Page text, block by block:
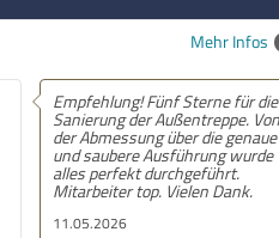
Mehr Infos
11.05.2026
Empfehlung! Fünf Sterne für die
Sanierung der Außentreppe. Von
der Abmessung über die genaue
und saubere Ausführung wurde
alles perfekt durchgeführt.
Mitarbeiter top. Vielen Dank.